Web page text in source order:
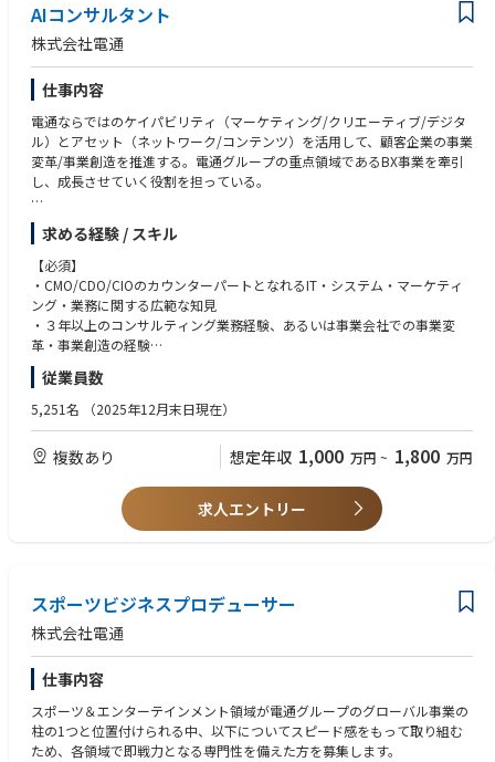
た経験
・本ポジションにおいて取り組む可能性が高い領域のシステム開発経験
・スマートフォンアプリ
・WEBサイト（大規模）/CMS
・ECシステム
・会員基盤 / One ID / CDP / BI
・CRMシステム（MA / ポイント等）
・マーケティング領域の業務システム
・その他マーケティングシステム
・その他上記領域に隣接するシステム
Professional等の資格を保有する方
【求める人物像】
・傾聴力/思考力/発想力/実行力を高いレベルで有している
・顧客の課題を解決し、事業変革/事業創造を推進することに意欲を持っ
ている方
・未経験や担当外の領域についても積極的に取り組み、自己成長に貪欲な
方
AIコンサルタント
株式会社電通
仕事内容
電通ならではのケイパビリティ（マーケティング/クリエーティブ/デジタ
ル）とアセット（ネットワーク/コンテンツ）を活用して、顧客企業の事業
変革/事業創造を推進する。電通グループの重点領域であるBX事業を牽引
し、成長させていく役割を担っている。
【仕事内容】
顧客企業の抱える事業課題に対し、既存事業の変革や新規事業創造を共創
プロジェクトとして推進。価値創造の戦略と構想に留まらず、顧客企業が
AI技術を導入・活用する際の支援を行うプロフェッショナルなコンサルタ
ントとして活躍をいただきます。
①経営層/事業責任者と対話しながら潜在課題を引き出し、戦略と実行プ
②全てのPhaseにおいて、AI導入によりどのように成果最大化/業務効率化
を設計する。
③コアアクションの実行とプロジェクトマネジメントを通じて変革に伴走
④（①②③を通じて）顧客の持続的な成長を実現し、長期的なパートナー
求める経験 / スキル
【必須】
・CMO/CDO/CIOのカウンターパートとなれるIT・システム・マーケティ
ング・業務に関する広範な知見
・３年以上のコンサルティング業務経験、あるいは事業会社での事業変
革・事業創造の経験
・経営レベルの課題に向き合い、中長期的に顧客企業の成長に貢献できる
スキル
・自らが企画を立案し、形にすることができる
・AIを活用した業務改革プロジェクトの計画、実行、評価を行った経験
・toC/toB問わず顧客向けのAIサービスのデリバリーを行った経験
・生成AI、機械学習、ディープラーニング、データ分析などのAI技術に関
する深い理解を持ち、AI技術の利用に伴う倫理的な問題を理解し、適切に
対応できるスキル
し完遂した経験
・toC/toB問わず顧客向けのAIサービスのデリバリーを自身がリードし完
遂した経験
・デジタル/データを活用した事業変革・事業創造の経験
・特定インダストリーの深い知見
・デジタルマーケティング、データマネジメントの知見
・G検定、スクラムマスター、ITストラテジスト、Project Management Pr
ofessional等の資格を保有する方
従業員数
5,251名 （2025年12月末日現在）
複数あり 想定年収 1,000 万円 ~ 1,800 万円
求人エントリー
スポーツビジネスプロデューサー
株式会社電通
仕事内容
スポーツ＆エンターテインメント領域が電通グループのグローバル事業の
柱の1つと位置付けられる中、以下についてスピード感をもって取り組む
ため、各領域で即戦力となる専門性を備えた方を募集します。